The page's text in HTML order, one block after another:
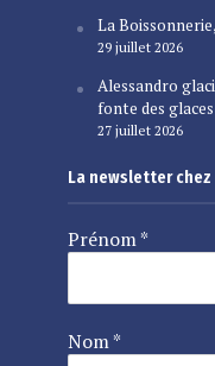
La
29 juillet 2026
Alessandro
fonte des
27 juillet 2026
La newsletter
Prénom*
Nom*